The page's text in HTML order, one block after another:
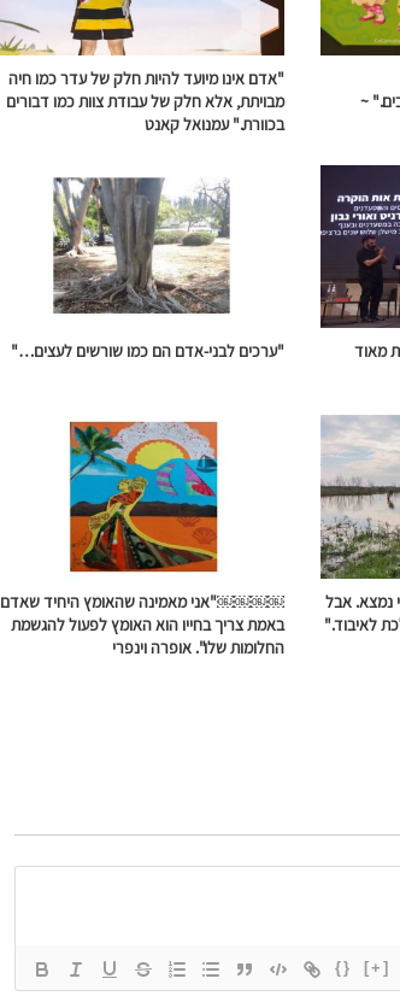
~
"אדם אינו מיועד להיות חלק של עדר כמו חיה
מבויתת, אלא חלק של עבודת צוות כמו דבורים
בכוורת." עמנואל קאנט
מאוד
"ערכים לבני-אדם הם כמו שורשים לעצים…"
נמצא. אבל
לאיבוד."
￼￼￼￼"אני מאמינה שהאומץ היחיד שאדם
באמת צריך בחייו הוא האומץ לפעול להגשמת
החלומות שלו". אופרה וינפרי
{} [+]